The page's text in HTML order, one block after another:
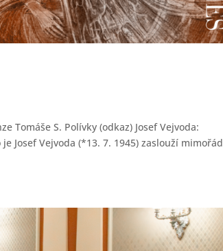
Tomáše S. Polívky (odkaz) Josef Vejvoda:
Josef Vejvoda (*13. 7. 1945) zaslouží